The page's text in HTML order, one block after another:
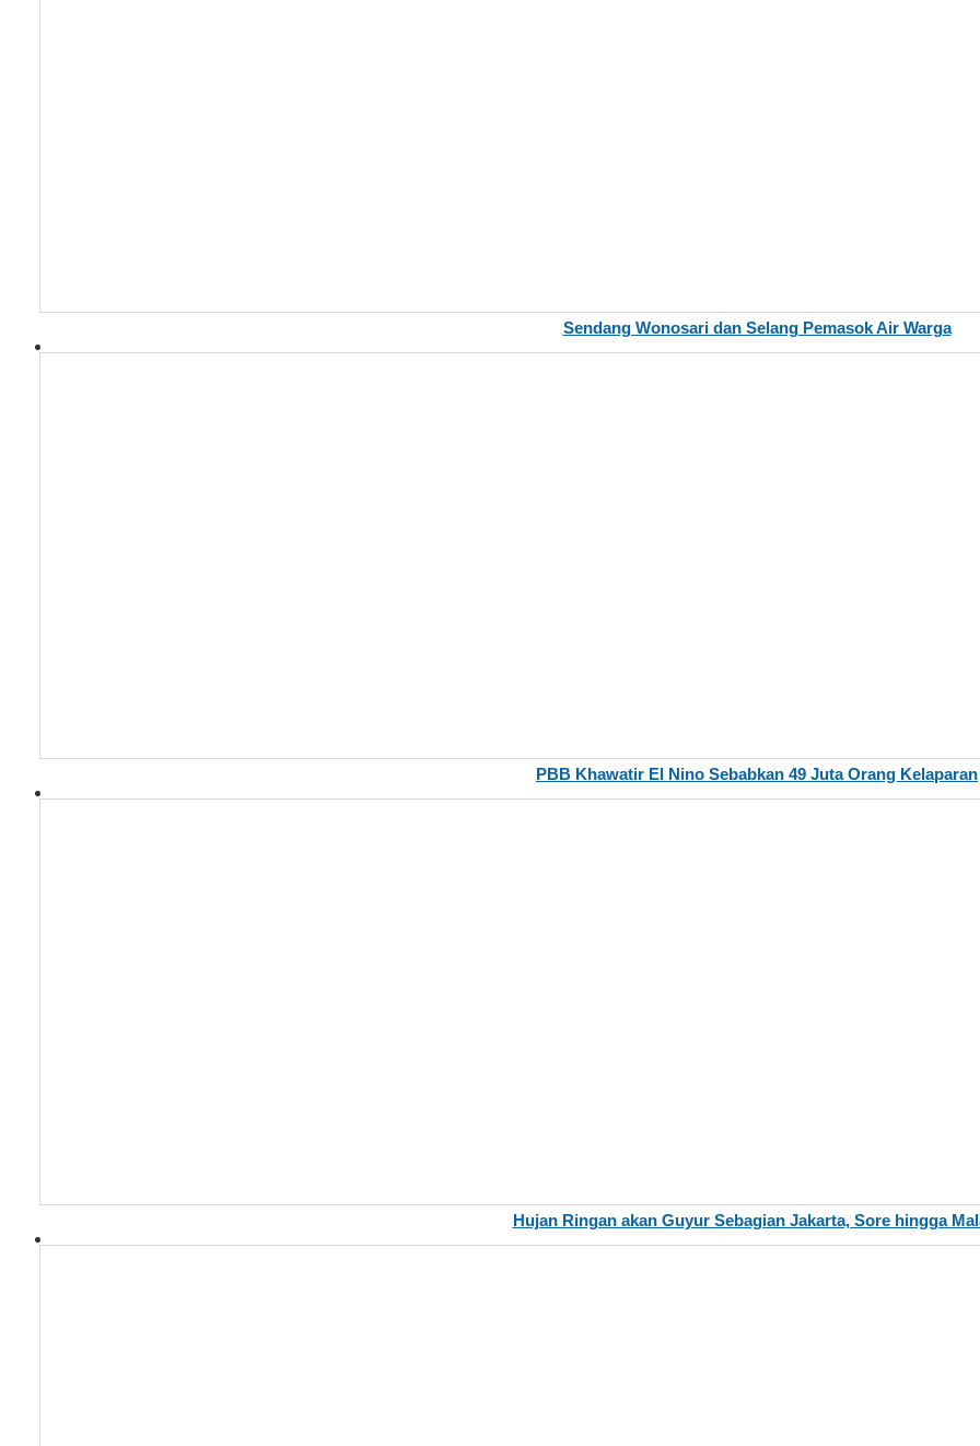
Sendang Wonosari dan Selang Pemasok Air Warga
PBB Khawatir El Nino Sebabkan 49 Juta Orang Kelaparan
Hujan Ringan akan Guyur Sebagian Jakarta, Sore hingga